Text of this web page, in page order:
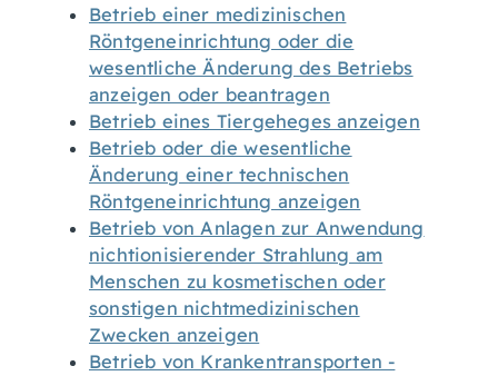
Betrieb einer medizinischen
Röntgeneinrichtung oder die
wesentliche Änderung des Betriebs
anzeigen oder beantragen
Betrieb eines Tiergeheges anzeigen
Betrieb oder die wesentliche
Änderung einer technischen
Röntgeneinrichtung anzeigen
Betrieb von Anlagen zur Anwendung
nichtionisierender Strahlung am
Menschen zu kosmetischen oder
sonstigen nichtmedizinischen
Zwecken anzeigen
Betrieb von Krankentransporten -